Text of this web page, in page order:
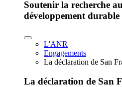
Soutenir la recherche
développement durable
L'ANR
Engagements
La déclaration de San
La déclaration de San